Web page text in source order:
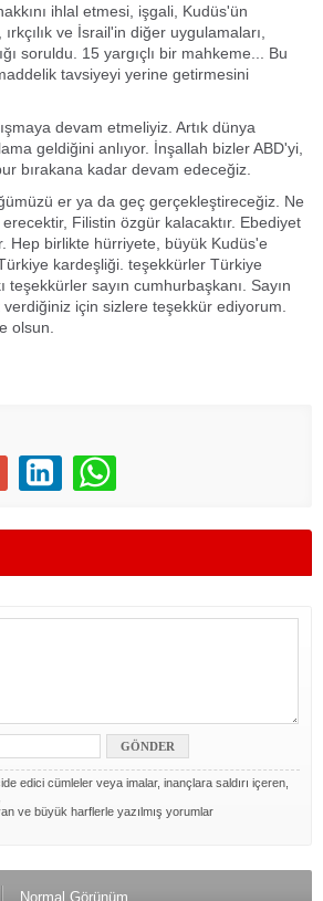
ihlal etmesi, işgali, Kudüs'ün
ve İsrail'in diğer uygulamaları,
soruldu. 15 yargıçlı bir mahkeme... Bu
tavsiyeyi yerine getirmesini
devam etmeliyiz. Artık dünya
geldiğini anlıyor. İnşallah bizler ABD'yi,
bırakana kadar devam edeceğiz.
er ya da geç gerçekleştireceğiz. Ne
Filistin özgür kalacaktır. Ebediyet
Hep birlikte hürriyete, büyük Kudüs'e
kardeşliği. teşekkürler Türkiye
teşekkürler sayın cumhurbaşkanı. Sayın
için sizlere teşekkür ediyorum.
olsun.
edici cümleler veya imalar, inançlara saldırı içeren,
ve büyük harflerle yazılmış yorumlar
Normal Görünüm